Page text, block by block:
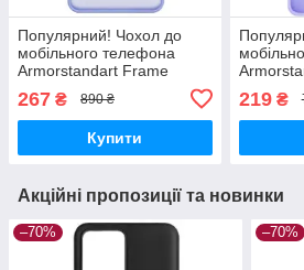
Популярний! Чохол до
мобільного телефона
Armorstandart Frame
Xiaomi Redmi Note 15 4G
Violet (ARM90010) -
Краща якість тільки на
267 ₴ 890 ₴
Купити
Xiaomi
4G Violet
Краща
219₴
Акційні пропозиції та новинки
–70% –70%